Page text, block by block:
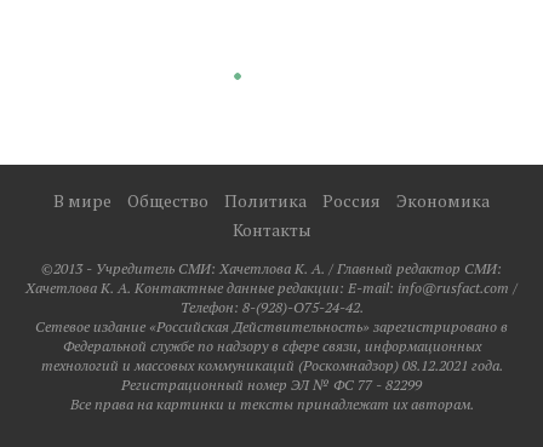
В мире Общество Политика Россия
Экономика
Контакты
©2013 - Учредитель СМИ: Xaчeтлoвa K. A. / Главный редактор СМИ:
Xaчeтлoвa K. A. Контактные данные редакции: E-mail: info@rusfact.com /
Телефон: 8-(928)-O75-24-42.
Сетевое издание «Российская Действительность» зарегистрировано в
Федеральной службе по надзору в сфере связи, информационных
технологий и массовых коммуникаций (Роскомнадзор) 08.12.2021 года.
Регистрационный номер ЭЛ № ФС 77 - 82299
Все права на картинки и тексты принадлежат их авторам.